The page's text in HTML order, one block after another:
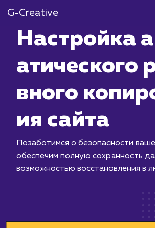
G-Creative
вного
ия сайта